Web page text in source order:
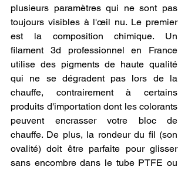
plusieurs paramètres qui ne sont pas
toujours visibles à l'œil nu. Le premier
est la composition chimique. Un
filament 3d professionnel en France
utilise des pigments de haute qualité
qui ne se dégradent pas lors de la
chauffe, contrairement à certains
produits d'importation dont les colorants
peuvent encrasser votre bloc de
chauffe. De plus, la rondeur du fil (son
ovalité) doit être parfaite pour glisser
sans encombre dans le tube PTFE ou